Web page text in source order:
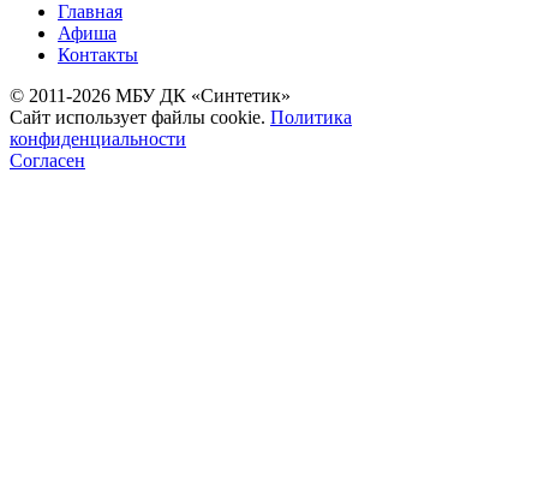
Главная
Афиша
Контакты
© 2011-2026 МБУ ДК «Синтетик»
Сайт использует файлы cookie. Политика
конфиденциальности
Согласен